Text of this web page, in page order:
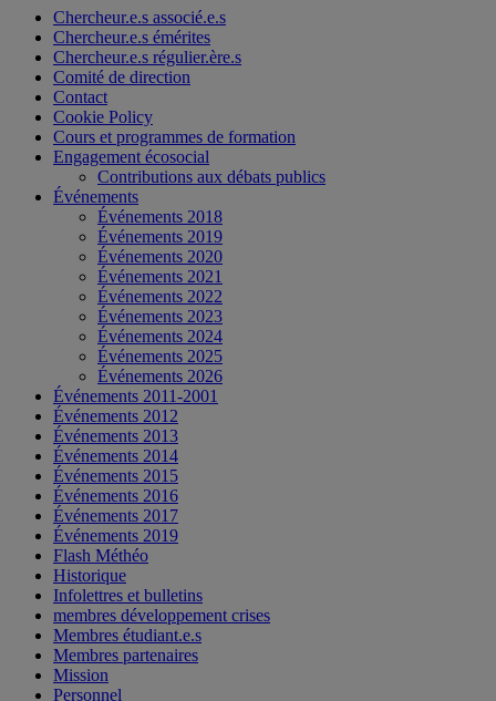
Chercheur.e.s associé.e.s
Chercheur.e.s émérites
Chercheur.e.s régulier.ère.s
Comité de direction
Contact
Cookie Policy
Cours et programmes de formation
Engagement écosocial
Contributions aux débats publics
Événements
Événements 2018
Événements 2019
Événements 2020
Événements 2021
Événements 2022
Événements 2023
Événements 2024
Événements 2025
Événements 2026
Événements 2011-2001
Événements 2012
Événements 2013
Événements 2014
Événements 2015
Événements 2016
Événements 2017
Événements 2019
Flash Méthéo
Historique
Infolettres et bulletins
membres développement crises
Membres étudiant.e.s
Membres partenaires
Mission
Personnel